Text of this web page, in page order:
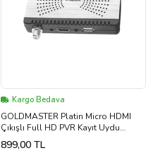
Kargo Bedava
GOLDMASTER Platin Micro HDMI
Çıkışlı Full HD PVR Kayıt Uydu
Alıcısısı (Siyah - Gümüş)
899,00 TL